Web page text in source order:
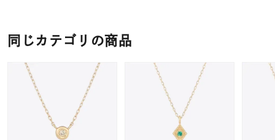
同じカテゴリの商品